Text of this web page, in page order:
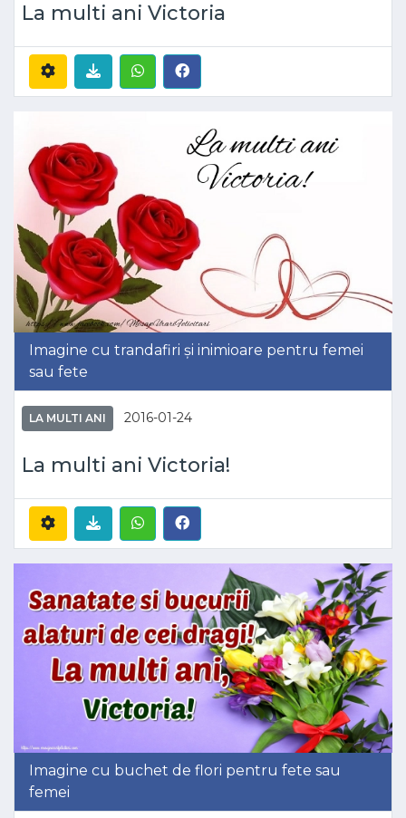
La multi ani Victoria
Imagine cu trandafiri și inimioare pentru femei
sau fete
LA MULTI ANI 2016-01-24
La multi ani Victoria!
Imagine cu buchet de flori pentru fete sau
femei